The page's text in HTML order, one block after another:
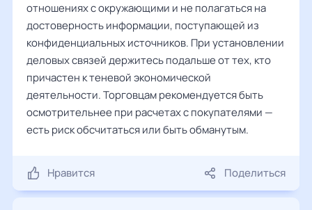
отношениях с окружающими и не полагаться на
достоверность информации, поступающей из
конфиденциальных источников. При установлении
деловых связей держитесь подальше от тех, кто
причастен к теневой экономической
деятельности. Торговцам рекомендуется быть
осмотрительнее при расчетах с покупателями —
есть риск обсчитаться или быть обманутым.
Нравится Поделиться